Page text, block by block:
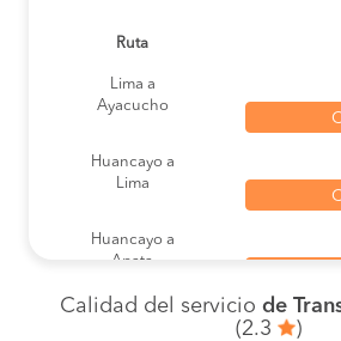
Ruta
Lima a
Ayacucho
Huancayo a
Lima
Huancayo a
Apata
Huancayo a
Calidad del servicio de
(2.3
)